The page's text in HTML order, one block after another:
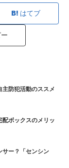
はてブ
主防犯活動のススメ
配ボックスのメリッ
サー？「センシン